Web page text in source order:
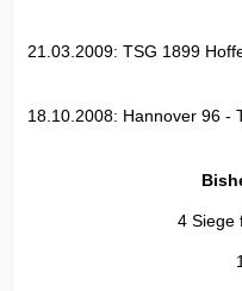
21.03.2009: TSG 1899
18.10.2008: Hannover 96 -
4 Siege